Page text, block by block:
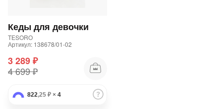
Кеды для девочки
TESORO
Артикул: 138678/01-02
3 289 ₽
4 699 ₽
822,25 ₽ × 4
Остались вопросы?
plait.ru